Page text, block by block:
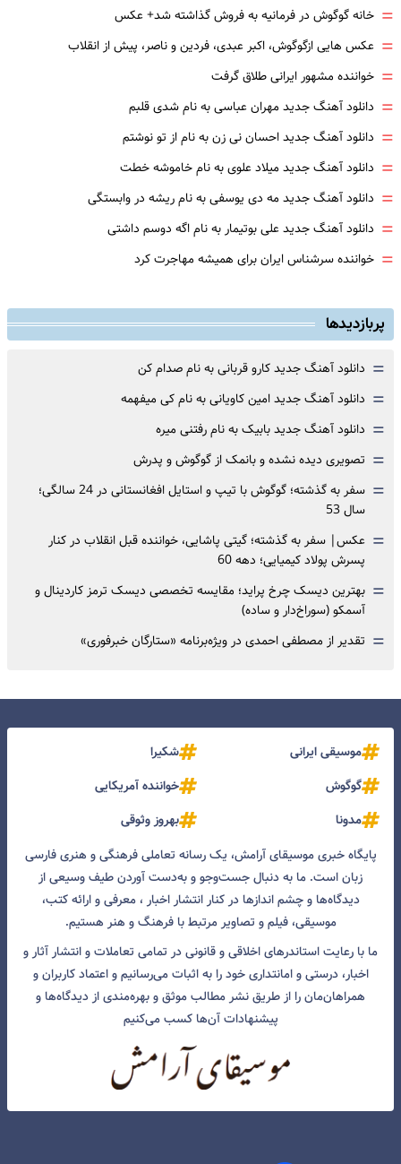
= خانه گوگوش در فرمانیه به فروش گذاشته شد+ عکس
= عکس هایی ازگوگوش، اکبر عبدی، فردین و ناصر، پیش از انقلاب
= خواننده مشهور ایرانی طلاق گرفت
= دانلود آهنگ جدید مهران عباسی به نام شدی قلبم
= دانلود آهنگ جدید احسان نی زن به نام از تو نوشتم
= دانلود آهنگ جدید میلاد علوی به نام خاموشه خطت
= دانلود آهنگ جدید مه دی یوسفی به نام ریشه در وابستگی
= دانلود آهنگ جدید علی بوتیمار به نام اگه دوسم داشتی
= خواننده سرشناس ایران برای همیشه مهاجرت کرد
پربازدیدها
= دانلود آهنگ جدید کارو قربانی به نام صدام کن
= دانلود آهنگ جدید امین کاویانی به نام کی میفهمه
= دانلود آهنگ جدید بابیک به نام رفتنی میره
= تصویری دیده نشده و بانمک از گوگوش و پدرش
=
سفر به گذشته؛ گوگوش با تیپ و استایل افغانستانی در 24 سالگی؛
سال 53
= عکس| سفر به گذشته؛ گیتی پاشایی، خواننده قبل انقلاب در کنار
پسرش پولاد کیمیایی؛ دهه 60
= بهترین دیسک چرخ پراید؛ مقایسه تخصصی دیسک ترمز کاردینال و
آسمکو (سوراخ‌دار و ساده)
= تقدیر از مصطفی احمدی در ویژه‌برنامه «ستارگان خبرفوری»
موسیقی ایرانی
شکیرا
گوگوش
خواننده آمریکایی
مدونا
بهروز وثوقی
پایگاه خبری موسیقای آرامش، یک رسانه تعاملی فرهنگی و هنری فارسی
زبان است. ما به دنبال جست‌و‌جو و به‌دست آوردن طیف وسیعی از
دیدگاه‌ها و چشم انداز‌ها در کنار انتشار اخبار ، معرفی و ارائه کتب،
موسیقی، فیلم و تصاویر مرتبط با فرهنگ و هنر هستیم.
ما با رعایت استاندرهای اخلاقی و قانونی در تمامی تعاملات و انتشار آثار و
اخبار، درستی و امانتداری خود را به اثبات می‌رسانیم و اعتماد کاربران و
همراهان‌مان را از طریق نشر مطالب موثق و بهره‌مندی از دیدگاه‌ها و
پیشنهادات آن‌ها کسب می‌کنیم